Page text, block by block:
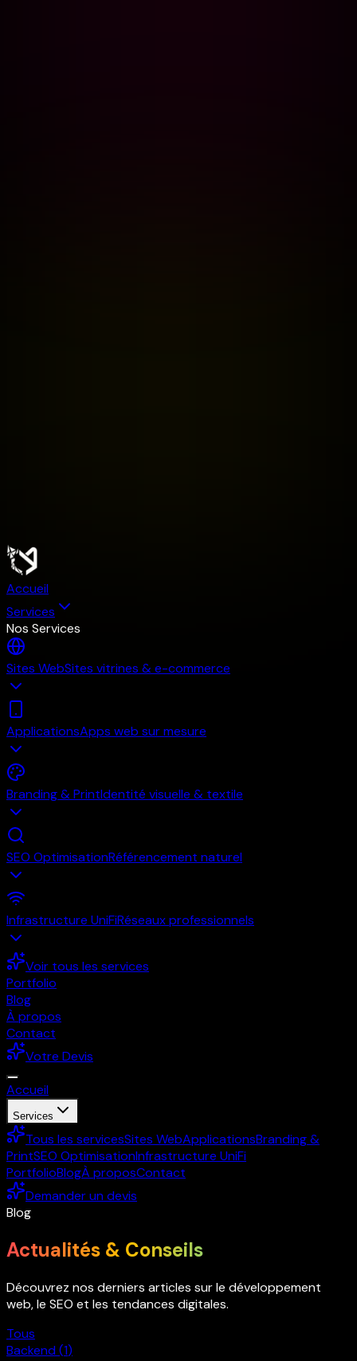
Accueil
Services
Nos Services
Sites WebSites vitrines & e-commerce
ApplicationsApps web sur mesure
Branding & PrintIdentité visuelle & textile
SEO OptimisationRéférencement naturel
Infrastructure UniFiRéseaux professionnels
Voir tous les services
Portfolio
Blog
À propos
Contact
Votre Devis
Accueil
Services
Tous les servicesSites WebApplicationsBranding &
PrintSEO OptimisationInfrastructure UniFi
PortfolioBlogÀ proposContact
Demander un devis
Blog
Actualités & Conseils
Découvrez nos derniers articles sur le développement
web, le SEO et les tendances digitales.
Tous
Backend (1)